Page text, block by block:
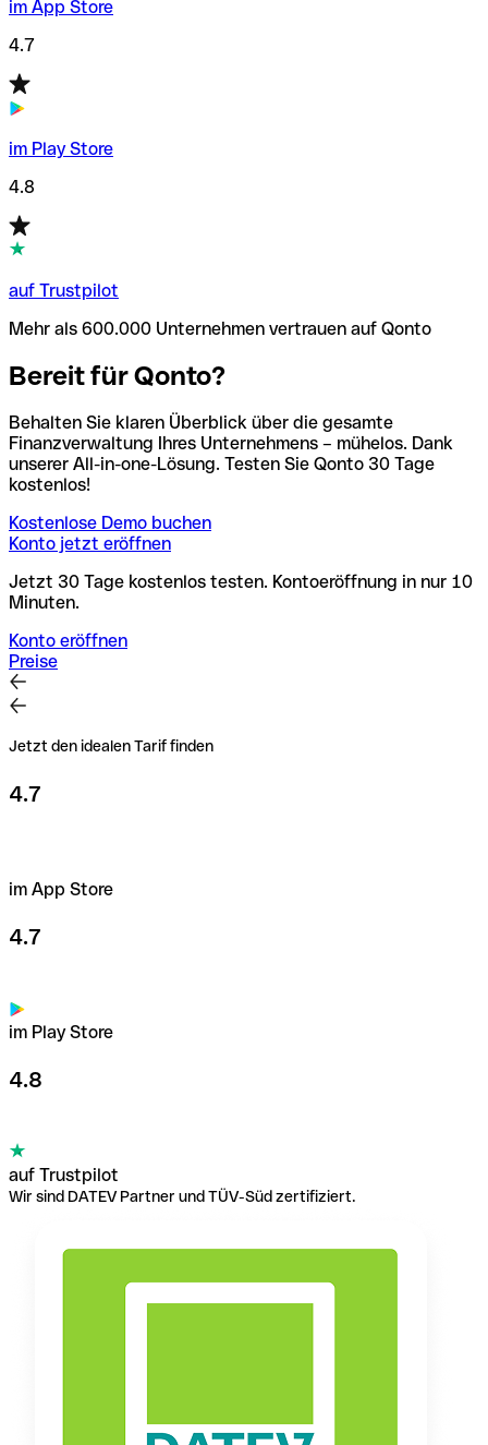
im App Store
4.7
im Play Store
4.8
auf Trustpilot
Mehr als 600.000 Unternehmen vertrauen auf Qonto
Bereit für Qonto?
Behalten Sie klaren Überblick über die gesamte
Finanzverwaltung Ihres Unternehmens – mühelos. Dank
unserer All-in-one-Lösung. Testen Sie Qonto 30 Tage
kostenlos!
Kostenlose Demo buchen
Konto jetzt eröffnen
Jetzt 30 Tage kostenlos testen. Kontoeröffnung in nur 10
Minuten.
Konto eröffnen
Preise
Jetzt den idealen Tarif finden
4.7
im App Store
4.7
im Play Store
4.8
auf Trustpilot
Wir sind DATEV Partner und TÜV-Süd zertifiziert.